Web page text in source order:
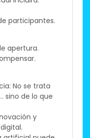
participantes.
apertura.
No se trata
sino de lo que
y